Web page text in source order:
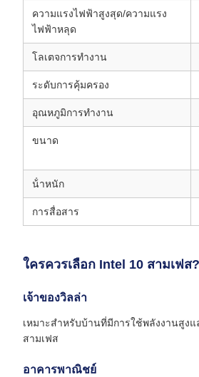
ความแรงไฟฟ้าสูงสุด/ความแรง
ไฟฟ้าหลุด
โลเตจการทํางาน
ระดับการคุ้มครอง
อุณหภูมิการทํางาน
ขนาด
น้ําหนัก
การสื่อสาร
ใครควรเลือก Intel 10 สามเฟส?
เจ้าของวิลล่า
เหมาะสําหรับบ้านที่มีการใช้พลังงานสูงแ
สามเฟส
อาคารพาณิชย์